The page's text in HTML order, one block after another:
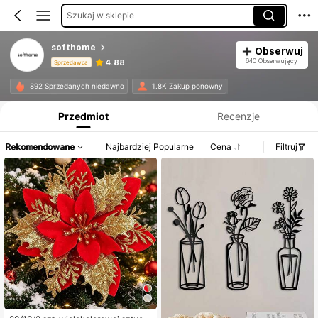
Szukaj w sklepie
softhome
Sprzedawca 4.88
Obserwuj
640 Obserwujący
892 Sprzedanych niedawno 1.8K Zakup ponowny
Przedmiot Recenzje
Rekomendowane Najbardziej Popularne Cena Filtruj